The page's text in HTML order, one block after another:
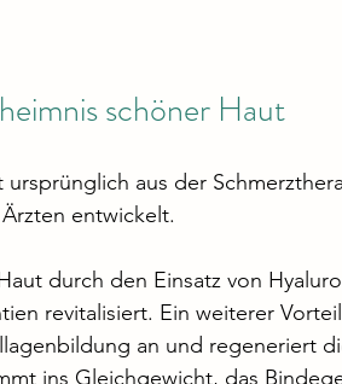
schöner Haut
aus der
entwickelt.
durch den Einsatz von
revitalisiert. Ein weiterer
an und regeneriert
ins Gleichgewicht, das